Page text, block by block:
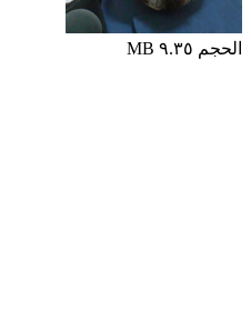
الحجم ٩.٣٥ MB